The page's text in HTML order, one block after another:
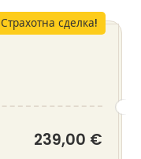
Страхотна сделка!
239,00 €